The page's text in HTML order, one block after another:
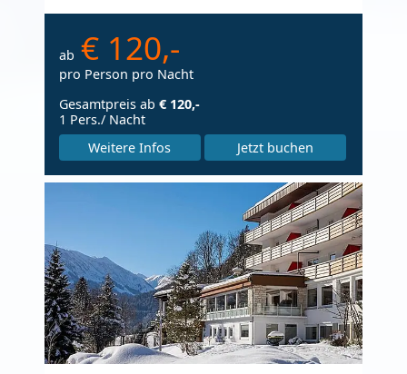
ab € 120,-
pro Person pro Nacht
Gesamtpreis ab € 120,-
1 Pers./ Nacht
Weitere Infos
Jetzt buchen